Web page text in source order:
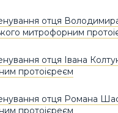
отця
митрофорним
отця Івана
протоієреєм
отця Романа
протоієреєм